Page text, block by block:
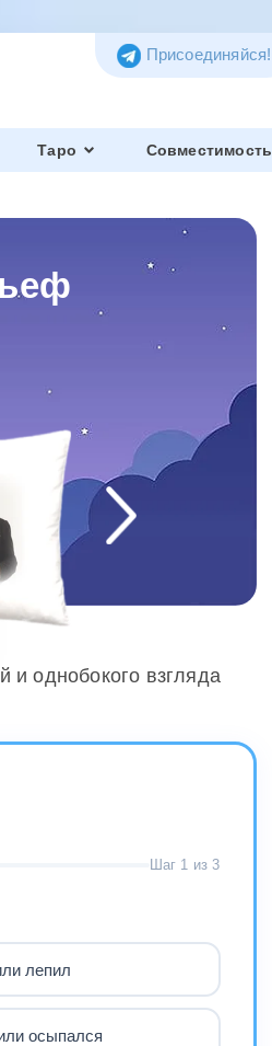
Присоединяйся!
Таро Совместимость
и однобокого взгляда
Шаг 1 из 3
лепил
осыпался